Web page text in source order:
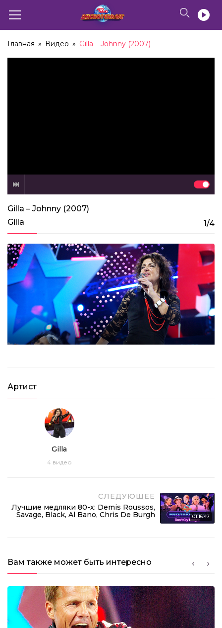
Главная » Видео » Gilla – Johnny (2007)
Gilla – Johnny (2007)
Gilla
1/4
01:16:47
1:39:37
фестиваля Авторадио
03:54:11
(DVDRip)
Артист
Gilla
4видео
СЛЕДУЮЩЕЕ
Лучшие медляки 80-х: Demis Roussos,
Savage, Black, Al Bano, Chris De Burgh
01:16:47
Вам также может быть интересно